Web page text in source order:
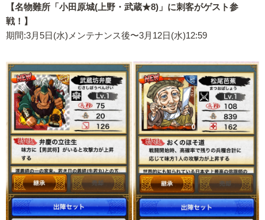
【名物難所「小田原城(上野・武蔵★8)」に刺客がゲスト参
戦！】
期間:3月5日(水)メンテナンス後〜3月12日(水)12:59